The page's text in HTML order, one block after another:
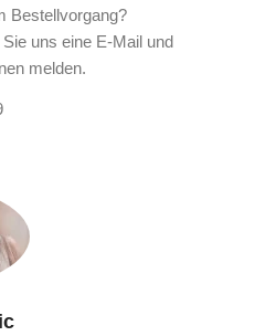
Bestellvorgang?
uns eine E-Mail und
melden.